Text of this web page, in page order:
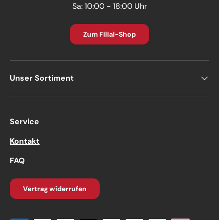
Sa: 10:00 - 18:00 Uhr
Zum Filial-Shop
Unser Sortiment
Service
Kontakt
FAQ
Vertrag widerrufen